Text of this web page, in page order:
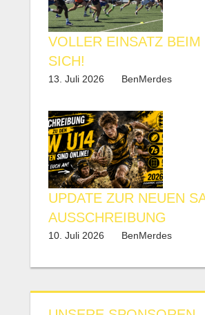
VOLLER EINSATZ
SICH!
13. Juli 2026 BenMerdes
UPDATE ZUR NEUEN
AUSSCHREIBUNG
10. Juli 2026 BenMerdes